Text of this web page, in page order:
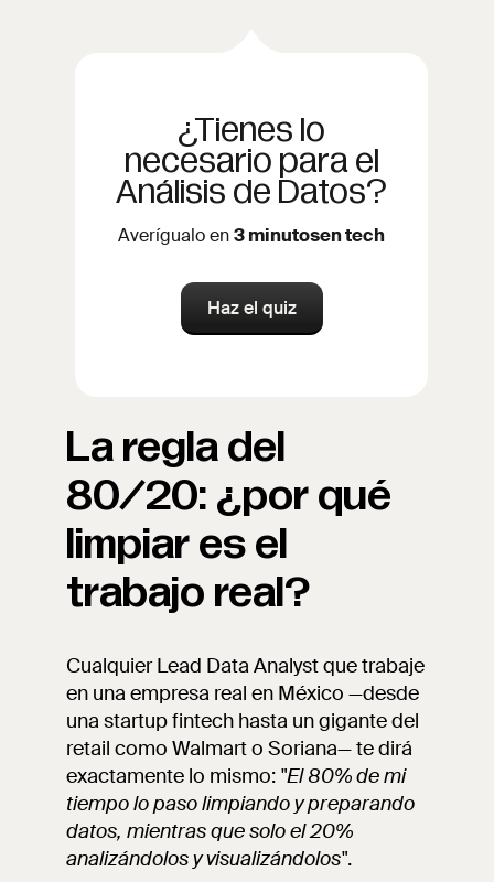
¿Tienes lo
necesario para el
Análisis de Datos?
Averígualo en3 minutosen tech
Haz el quiz
La regla del
80/20: ¿por qué
limpiar es el
trabajo real?
Cualquier Lead Data Analyst que trabaje
en una empresa real en México —desde
una startup fintech hasta un gigante del
retail como Walmart o Soriana— te dirá
exactamente lo mismo: "El 80% de mi
tiempo lo paso limpiando y preparando
datos, mientras que solo el 20%
analizándolos y visualizándolos".